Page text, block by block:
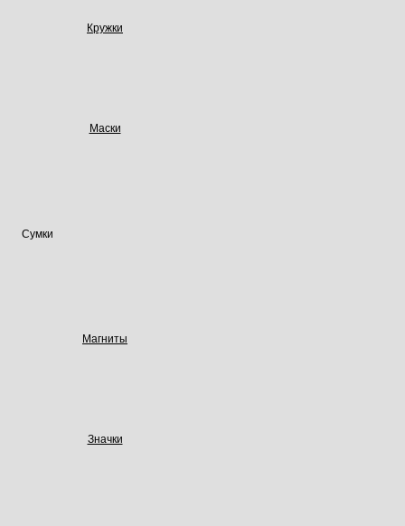
Кружки
Маски
Сумки
Магниты
Значки